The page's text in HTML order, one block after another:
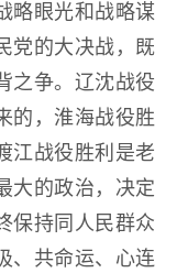
略眼光和战略谋
党的大决战，既
之争。辽沈战役
的，淮海战役胜
江战役胜利是老
大的政治，决定
保持同人民群众
、共命运、心连